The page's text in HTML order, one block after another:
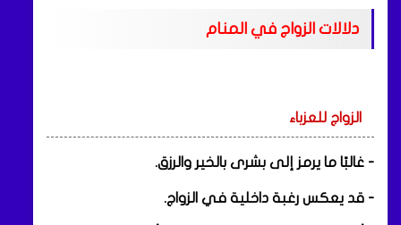
دلالات الزواج في المنام
الزواج للعزباء
- غالبًا ما يرمز إلى بشرى بالخير والرزق.
- قد يعكس رغبة داخلية في الزواج.